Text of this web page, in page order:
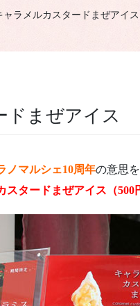
ャラメルカスタードまぜアイス
ドまぜアイス
ノマルシェ10周年の意思
スタードまぜアイス（500